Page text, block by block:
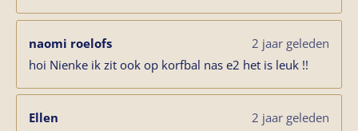
naomi roelofs
2 jaar geleden
hoi Nienke ik zit ook op korfbal nas e2 het is leuk !!
Ellen 2 jaar geleden